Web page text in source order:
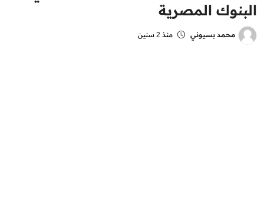
العالم
الرياضة
البنوك المصرية
محمد بسيوني منذ 2 سنين